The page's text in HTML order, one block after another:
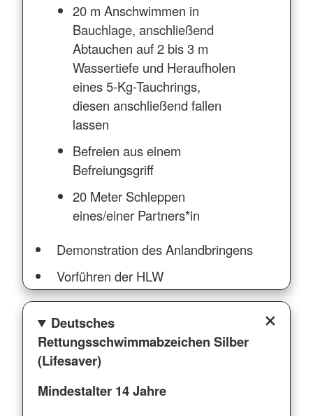
20 m Anschwimmen in
Bauchlage, anschließend
Abtauchen auf 2 bis 3 m
Wassertiefe und Heraufholen
eines 5-Kg-Tauchrings,
diesen anschließend fallen
lassen
Befreien aus einem
Befreiungsgriff
20 Meter Schleppen
eines/einer Partners*in
Demonstration des Anlandbringens
Vorführen der HLW
Deutsches
Rettungsschwimmabzeichen Silber
(Lifesaver)
Mindestalter 14 Jahre